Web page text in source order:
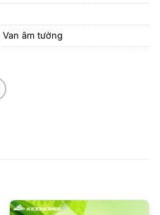
Van âm tường